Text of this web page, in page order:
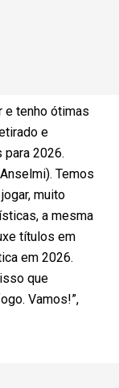
e tenho ótimas
e
2026.
Temos
muito
a mesma
títulos em
em 2026.
que
Vamos!”,